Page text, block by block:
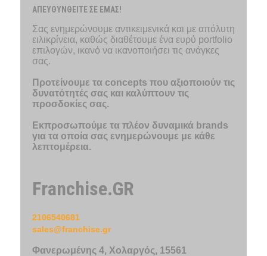
ΑΠΕΥΘΥΝΘΕΙΤΕ ΣΕ ΕΜΑΣ!
Σας ενημερώνουμε αντικειμενικά και με απόλυτη
ειλικρίνεια, καθώς διαθέτουμε ένα ευρύ portfolio
επιλογών, ικανό να ικανοποιήσει τις ανάγκες
σας.
Προτείνουμε τα concepts που αξιοποιούν τις
δυνατότητές σας και καλύπτουν τις
προσδοκίες σας.
Εκπροσωπούμε τα πλέον δυναμικά brands
για τα οποία σας ενημερώνουμε με κάθε
λεπτομέρεια.
Franchise.GR
2106540681
sales@franchise.gr
Φανερωμένης 4, Χολαργός, 15561